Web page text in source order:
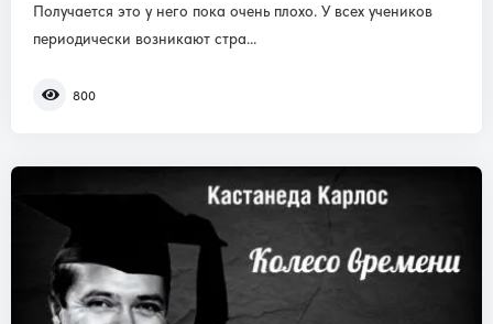
Получается это у него пока очень плохо. У всех учеников
периодически возникают стра...
800